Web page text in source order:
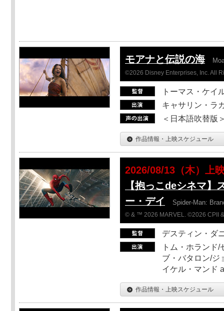
モアナと伝説の海
©2026 Disney Enterprises, Inc. All
トーマス・ケイ
キャサリン・ラ
＜日本語吹替版
作品情報・上映スケジュール
2026/08/13（木）上
【抱っこdeシネマ】
ー・デイ
Spider-Man:
© & ™ 2026 MARVEL. ©2026 CPII
デスティン・ダ
トム・ホランド
ブ・バタロン/ジ
イケル・マンド
作品情報・上映スケジュール